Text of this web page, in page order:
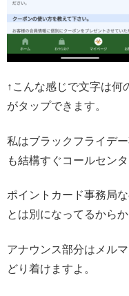
↑こんな感じで文字は何
がタップできます。
私はブラックフライデ
も結構すぐコールセン
ポイントカード事務局
とは別になってるからか
アナウンス部分はメル
どり着けますよ。